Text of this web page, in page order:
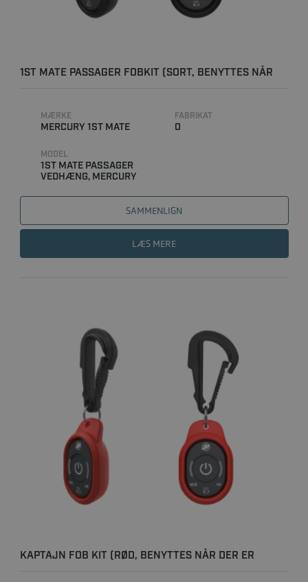
1ST MATE PASSAGER FOBKIT (SORT, BENYTTES NÅR
MÆRKE
MERCURY 1ST MATE
FABRIKAT
0
MODEL
1ST MATE PASSAGER
VEDHÆNG, MERCURY
SAMMENLIGN
LÆS MERE
KAPTAJN FOB KIT (RØD, BENYTTES NÅR DER ER